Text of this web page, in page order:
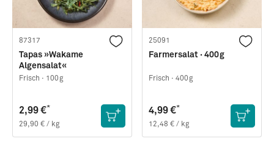
87317
Tapas »Wakame
Algensalat«
Frisch · 100g
2,99 €*
29,90 € / kg
25091
Farmersalat · 400g
Frisch · 400g
4,99 €*
12,48 € / kg